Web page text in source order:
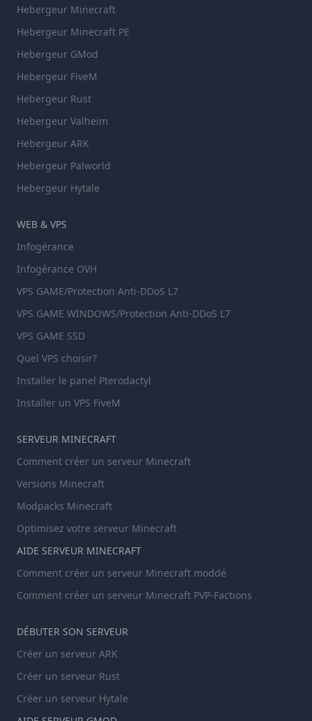
Hebergeur Minecraft
Hebergeur Minecraft PE
Hebergeur GMod
Hebergeur FiveM
Hebergeur Rust
Hebergeur Valheim
Hebergeur ARK
Hebergeur Palworld
Hebergeur Hytale
WEB & VPS
Infogérance
Infogérance OVH
VPS GAME/Protection Anti-DDoS L7
VPS GAME WINDOWS/Protection Anti-DDoS L7
VPS GAME SSD
Quel VPS choisir?
Installer le panel Pterodactyl
Installer un VPS FiveM
SERVEUR MINECRAFT
Comment créer un serveur Minecraft
Versions Minecraft
Modpacks Minecraft
Optimisez votre serveur Minecraft
AIDE SERVEUR MINECRAFT
Comment créer un serveur Minecraft moddé
Comment créer un serveur Minecraft PVP-Factions
DÉBUTER SON SERVEUR
Créer un serveur ARK
Créer un serveur Rust
Créer un serveur Hytale